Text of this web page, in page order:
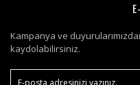
Kampanya ve
kaydolabilirsiniz.